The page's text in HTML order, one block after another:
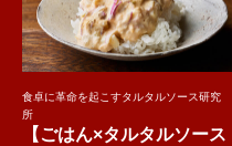
食卓に革命を起こすタルタルソース研究
所
【ごはん×タルタルソース